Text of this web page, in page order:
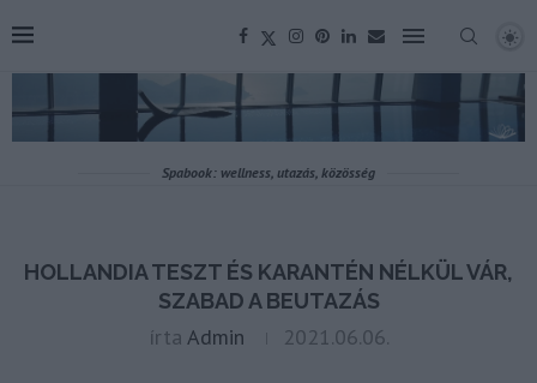
Spabook: wellness, utazás, közösség
HOLLANDIA TESZT ÉS KARANTÉN NÉLKÜL VÁR,
SZABAD A BEUTAZÁS
írta Admin 2021.06.06.